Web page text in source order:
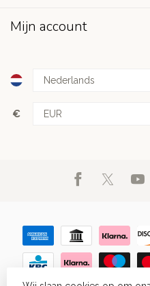
Mijn account
€